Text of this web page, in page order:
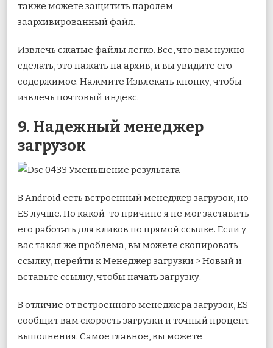
также можете защитить паролем
заархивированный файл.
Извлечь сжатые файлы легко. Все, что вам нужно
сделать, это нажать на архив, и вы увидите его
содержимое. Нажмите Извлекать кнопку, чтобы
извлечь почтовый индекс.
9. Надежный менеджер
загрузок
В Android есть встроенный менеджер загрузок, но
ES лучше. По какой-то причине я не мог заставить
его работать для кликов по прямой ссылке. Если у
вас такая же проблема, вы можете скопировать
ссылку, перейти к Менеджер загрузки > Новый и
вставьте ссылку, чтобы начать загрузку.
В отличие от встроенного менеджера загрузок, ES
сообщит вам скорость загрузки и точный процент
выполнения. Самое главное, вы можете